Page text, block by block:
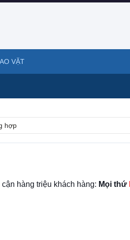
hợp
hàng triệu khách hàng: Mọi thứ
VẶT